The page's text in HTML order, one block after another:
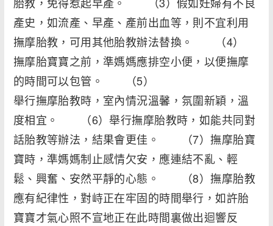
產史，如流產、早產、產前出血等，則不宜利用
撫摩胎教，可用其他胎教辦法替換。 （4）
撫摩胎寶寶之前，準媽媽應排空小便，以便撫摩
的時間可以包管。 （5）
舉行撫摩胎教時，室內情況溫馨，氛圍新穎，溫
度相宜。 （6）舉行撫摩胎教時，如能共同對
話胎教等辦法，結果會更佳。 （7）撫摩胎寶
寶時，準媽媽制止感情欠安，應連結不亂、輕
鬆、興奮、安然平靜的心態。 （8）撫摩胎教
應有紀律性，對峙正在牢固的時間舉行，如許胎
寶寶才氣心照不宣地正在此時間裏做出迴響反